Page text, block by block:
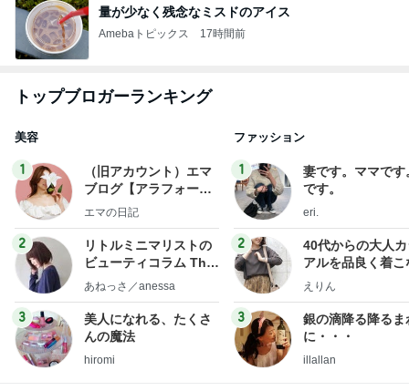
量が少なく残念なミスドのアイス
Amebaトピックス 17時間前
トップブロガーランキング
美容
1
（旧アカウント）エマ
ブログ【アラフォー会
社売却セカンドライ
エマの日記
2
リトルミニマリストの
ビューティコラム The
little minimalist's bea
あねっさ／anessa
3
美人になれる、たくさ
んの魔法
hiromi
ファッション
1
妻です。ママです
です。
eri.
2
40代からの大人
アルを品良く着こ
ファッションブロ
えりん
3
銀の滴降る降るま
に・・・
illallan